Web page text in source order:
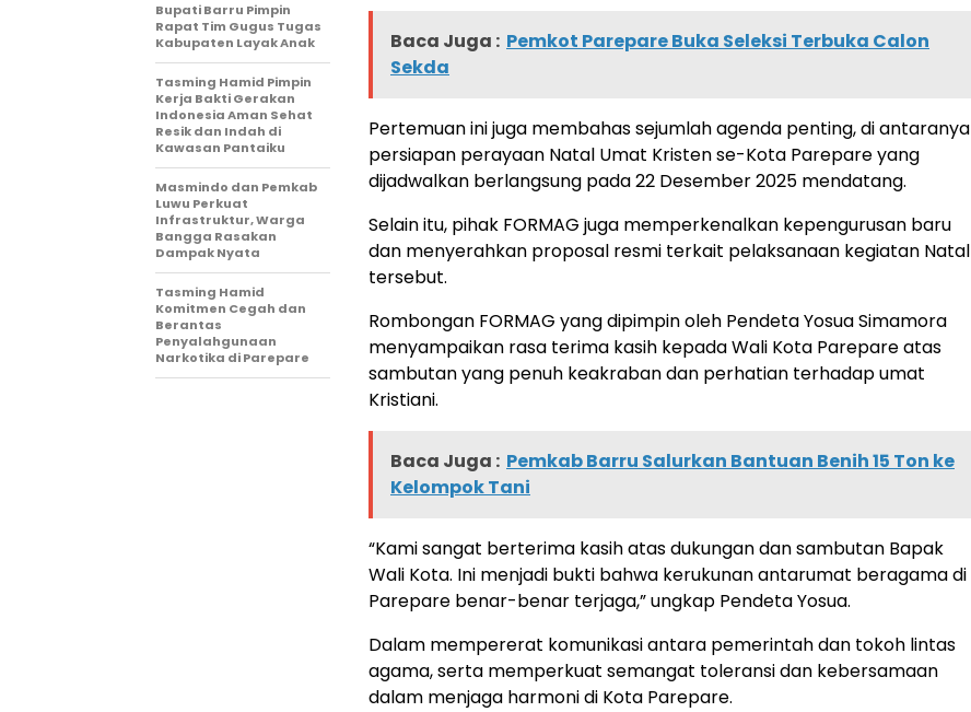
Baca Juga : Pemkot Parepare Buka Seleksi Terbuka Calon
Sekda
Pertemuan ini juga membahas sejumlah agenda penting, di antaranya
persiapan perayaan Natal Umat Kristen se-Kota Parepare yang
dijadwalkan berlangsung pada 22 Desember 2025 mendatang.
Selain itu, pihak FORMAG juga memperkenalkan kepengurusan baru
dan menyerahkan proposal resmi terkait pelaksanaan kegiatan Natal
tersebut.
Rombongan FORMAG yang dipimpin oleh Pendeta Yosua Simamora
menyampaikan rasa terima kasih kepada Wali Kota Parepare atas
sambutan yang penuh keakraban dan perhatian terhadap umat
Kristiani.
Baca Juga : Pemkab Barru Salurkan Bantuan Benih 15 Ton ke
Kelompok Tani
“Kami sangat berterima kasih atas dukungan dan sambutan Bapak
Wali Kota. Ini menjadi bukti bahwa kerukunan antarumat beragama di
Parepare benar-benar terjaga,” ungkap Pendeta Yosua.
Dalam mempererat komunikasi antara pemerintah dan tokoh lintas
agama, serta memperkuat semangat toleransi dan kebersamaan
dalam menjaga harmoni di Kota Parepare.
Bupati Barru Pimpin
Rapat Tim Gugus Tugas
Kabupaten Layak Anak
Tasming Hamid Pimpin
Kerja Bakti Gerakan
Indonesia Aman Sehat
Resik dan Indah di
Kawasan Pantaiku
Masmindo dan Pemkab
Luwu Perkuat
Infrastruktur, Warga
Bangga Rasakan
Dampak Nyata
Tasming Hamid
Komitmen Cegah dan
Berantas
Penyalahgunaan
Narkotika di Parepare